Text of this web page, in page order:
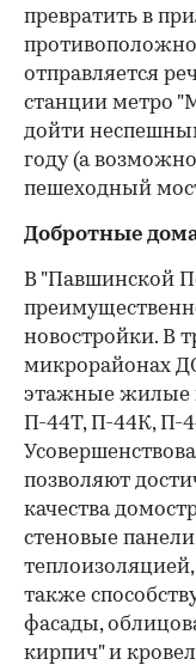
превратить в
отправляется
станции метро
дойти
году (а
пешеходный
Добротные
В "Павшинской
новостройки. В
микрорайонах
этажные жилые
П-44Т, П-44К, П-
позволяют
качества
стеновые
также
фасады,
кирпич" и